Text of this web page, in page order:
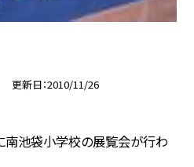
更新日 2010/11/26
南池袋小学校の展覧会が行わ